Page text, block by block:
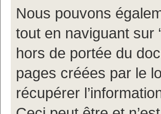
Nous pouvons
tout en naviguant sur
hors de portée du
pages créées par le
récupérer